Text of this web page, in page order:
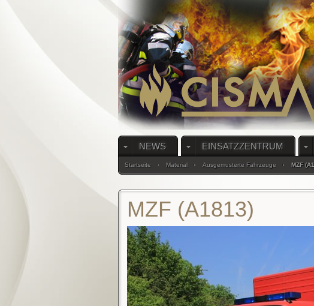
NEWS EINSATZZENTRUM
Startseite Material Ausgemusterte Fahrzeuge MZF
MZF (A1813)